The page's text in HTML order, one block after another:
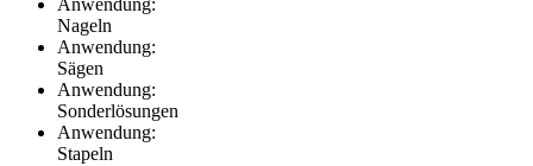
Anwendung:
Nageln
Anwendung:
Sägen
Anwendung:
Sonderlösungen
Anwendung:
Stapeln